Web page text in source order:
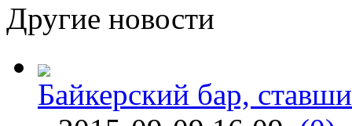
Другие новости
Байкерский бар,